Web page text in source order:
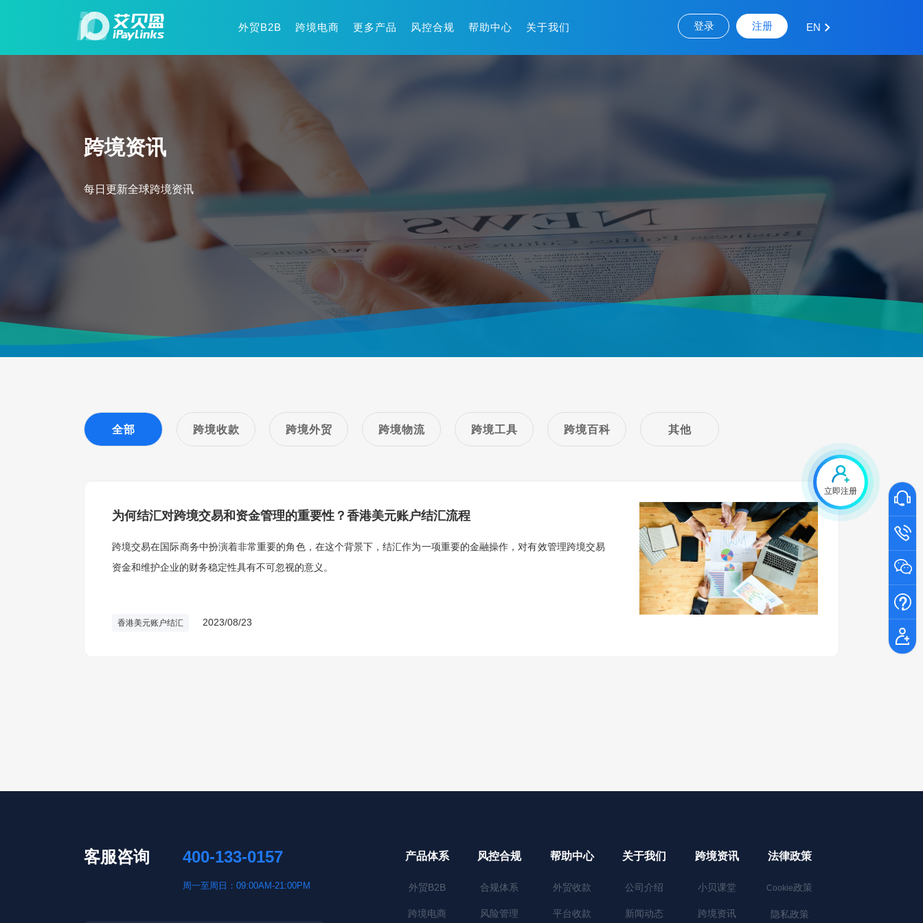
外贸B2B 跨境电商 更多产品 风控合规 帮助中心 关于我们 登录 注册 EN
立即注册
跨境资讯
每日更新全球跨境资讯
全部 跨境收款 跨境外贸 跨境物流 跨境工具 跨境百科 其他
为何结汇对跨境交易和资金管理的重要性？香港美元账户结汇流程
跨境交易在国际商务中扮演着非常重要的角色，在这个背景下，结汇作为一项重要的金融操作，对有效管理跨境交易
资金和维护企业的财务稳定性具有不可忽视的意义。
香港美元账户结汇 2023/08/23
客服咨询 400-133-0157
周一至周日：09:00AM-21:00PM
产品体系
外贸B2B
跨境电商
风控合规
合规体系
风险管理
帮助中心
外贸收款
平台收款
关于我们
公司介绍
新闻动态
跨境资讯
小贝课堂
跨境资讯
法律政策
Cookie政策
隐私政策